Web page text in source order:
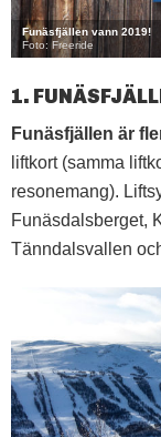
Funäsfjällen vann 2019!
Foto: Freeride
1.
Funäsfjällen är
liftkort (samma
resonemang).
Funäsdalsberget,
Tänndalsvallen